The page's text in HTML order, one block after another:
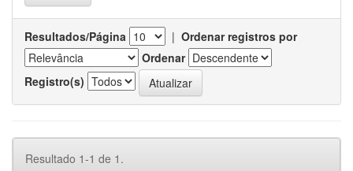
Resultados/Página | Ordenar registros por
Ordenar
Registro(s)
Resultado 1-1 de 1.